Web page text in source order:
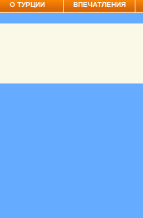
О ТУРЦИИ ВПЕЧАТЛЕНИЯ